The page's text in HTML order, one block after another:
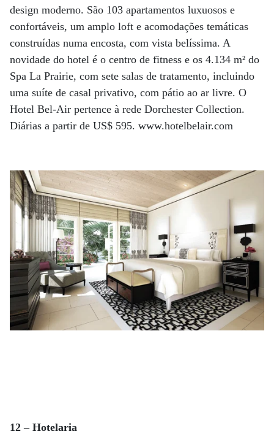
design moderno. São 103 apartamentos luxuosos e
confortáveis, um amplo loft e acomodações temáticas
construídas numa encosta, com vista belíssima. A
novidade do hotel é o centro de fitness e os 4.134 m² do
Spa La Prairie, com sete salas de tratamento, incluindo
uma suíte de casal privativo, com pátio ao ar livre. O
Hotel Bel-Air pertence à rede Dorchester Collection.
Diárias a partir de US$ 595. www.hotelbelair.com
12 – Hotelaria